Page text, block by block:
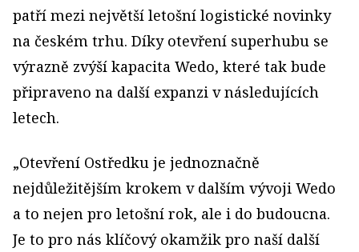
patří mezi největší letošní logistické novinky
na českém trhu. Díky otevření superhubu se
výrazně zvýší kapacita Wedo, které tak bude
připraveno na další expanzi v následujících
letech.
„Otevření Ostředku je jednoznačně
nejdůležitějším krokem v dalším vývoji Wedo
a to nejen pro letošní rok, ale i do budoucna.
Je to pro nás klíčový okamžik pro naší další